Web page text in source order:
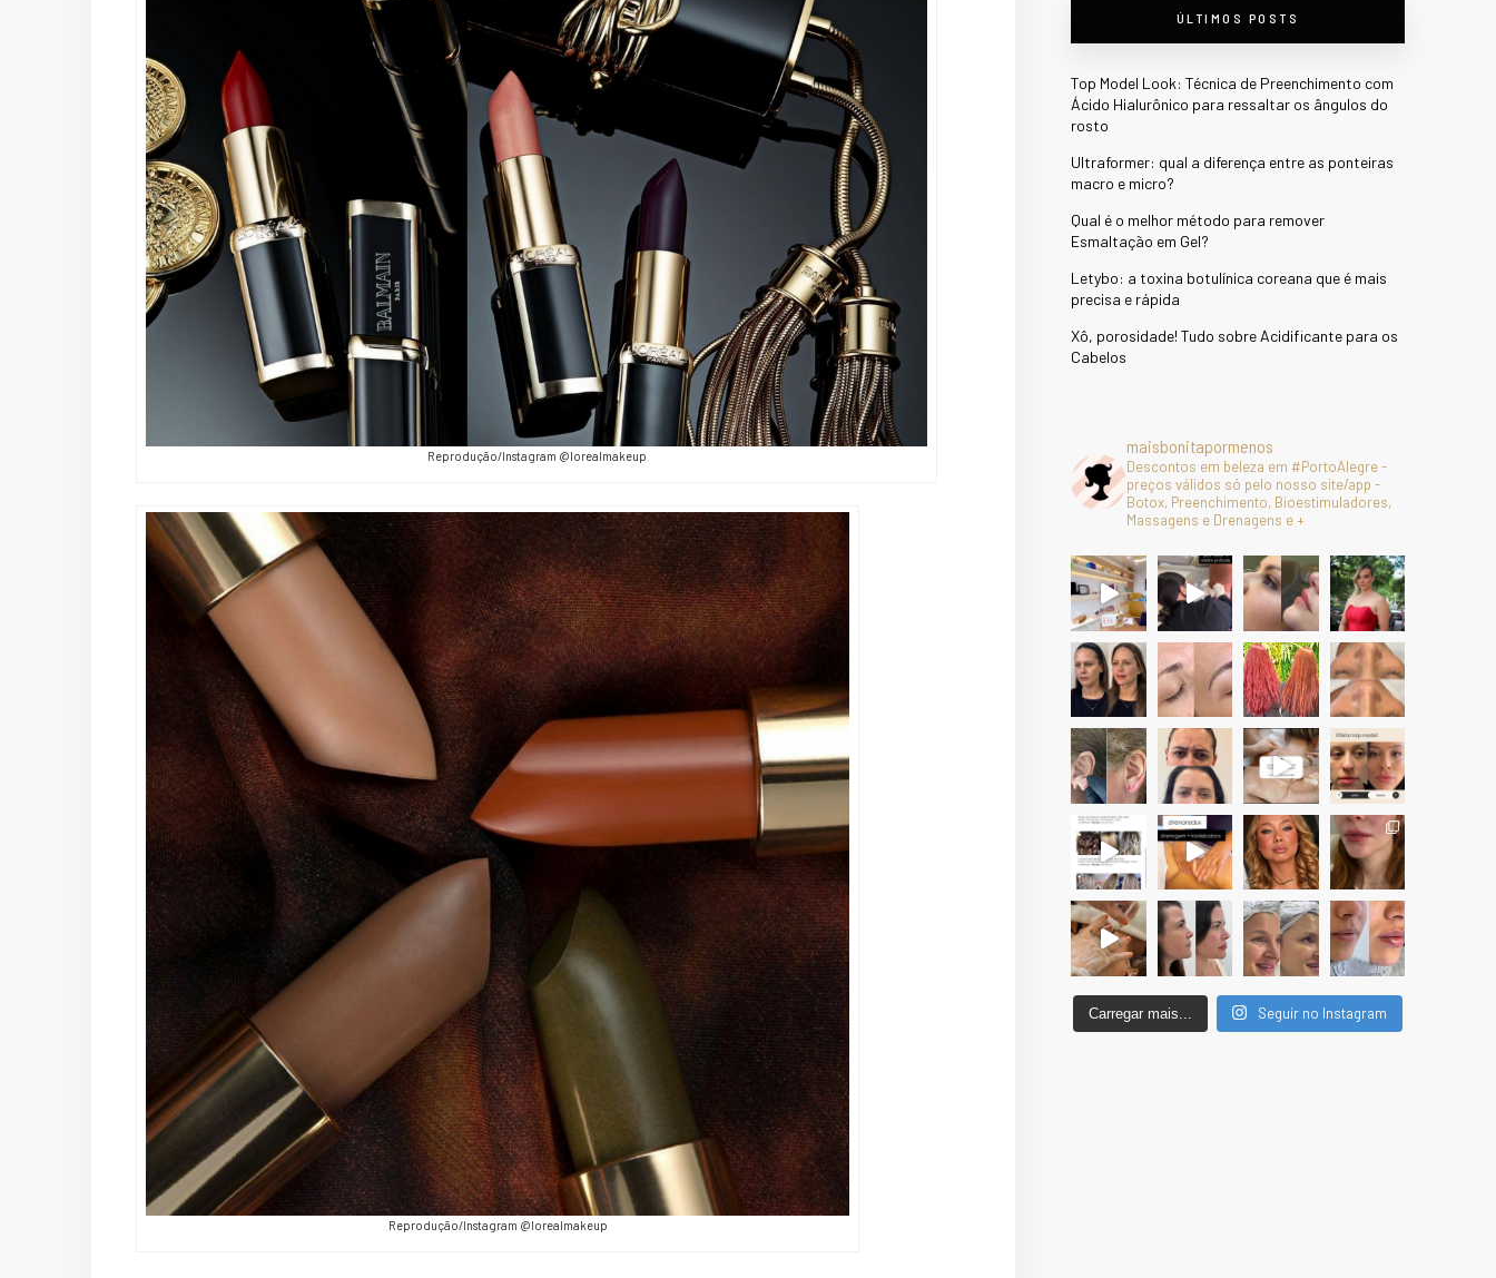
Reprodução/Instagram @lorealmakeup
Reprodução/Instagram @lorealmakeup
ÚLTIMOS POSTS
Top Model Look: Técnica de Preenchimento com
Ácido Hialurônico para ressaltar os ângulos do
rosto
Ultraformer: qual a diferença entre as ponteiras
macro e micro?
Qual é o melhor método para remover
Esmaltação em Gel?
Letybo: a toxina botulínica coreana que é mais
precisa e rápida
Xô, porosidade! Tudo sobre Acidificante para os
Cabelos
maisbonitapormenos
Descontos em beleza em #PortoAlegre -
preços válidos só pelo nosso site/app -
Botox, Preenchimento, Bioestimuladores,
Massagens e Drenagens e +
Carregar mais... Seguir no Instagram